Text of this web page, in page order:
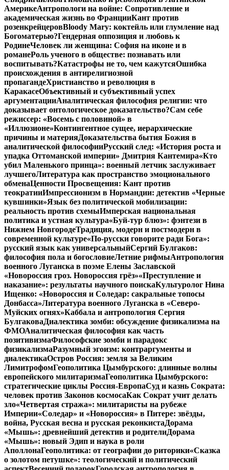
АмерикеАнтропологи на войне: Сопротивление и
академическая жизнь во ФранцииКант против
розенкрейцеровBloody Mary: коктейль или глумление над
Богоматерью?Гендерная оппозиция и любовь к
РодинеЧеловек ли женщина: София на иконе и в
романеРоль ученого в обществе: познавать или
воспитывать?Катастрофы не то, чем кажутсяОшибка
происхождения в антирелигиозной
пропагандеХристианство и революция в
КаракасеОбъективный и субъективный успех
аргументацииАналитическая философия религии: что
доказывает онтологическое доказательство?Сам себе
режиссер: «Восемь с половиной» в
«Иллюзионе»Контингентное сущее, иерархические
причины и материяДоказательства бытия Божия в
аналитической философииРусский след: «История роста и
упадка Оттоманской империи» Дмитрия Кантемира«Кто
убил Маленького принца»: военный летчик заслуживает
лучшегоЛитература как пространство эмоционального
обменаЦенности Просвещения: Кант против
теократииИмпрессионизм в Нормандии: детектив «Черные
кувшинки»Язык без политической мобилизации:
реальность против схемыИмперская национальная
политика и устная культура«Буй-тур блюз»: фэнтези в
Нижнем НовгородеТрадиция, модерн и постмодерн в
современной культуре«По-русски говорите ради Бога»:
русский язык как универсальныйСергий Булгаков:
философия пола и богословиеЛетние рифмыАнтропология
военного Луганска в поэме Елены Заславской
«Новороссия гроз. Новороссия грёз»«Преступление и
наказание»: результаты научного поискаКультуролог Нина
Ищенко: «Новороссия и Соледар: сакральные топосы
Донбасса»Литература военного Луганска в «Северо-
Муйских огнях»Каббала и антропология Сергия
БулгаковаДиалектика зомби: обсуждение физикализма на
ФМОАналитическая философия как часть
позитивизмаФилософские зомби и парадокс
физикализмаРазумный эгоизм: контраргументы и
диалектикаОстров Россия: земля за Великим
ЛимитрофомГеополитика Цымбурского: длинные волны
европейского милитаризмаГеополитика Цымбурского:
стратегические циклы Россия-ЕвропаСуд и казнь Сократа:
человек против Законов космосаКак Сократ учит делать
зло«Четвертая стража»: милитаристы на рубеже
Империи«Соледар» и «Новороссия» в Питере: звёзды,
война, Русская весна и русская реконкистаДорама
«Мышь»: древнейший детектив и родителиДорама
«Мышь»: новый Эдип и наука в роли
АполлонаГеополитика: от географии до риторики«Сказка
о золотом петушке»: теологический и политический